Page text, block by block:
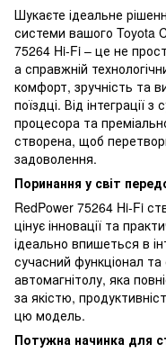
Шукаєте ідеальне
системи вашого Toyota
75264 Hi-Fi – це не
а справжній
комфорт, зручність та
поїздці. Від
процесора та
створена, щоб
задоволення.
Поринання у світ
RedPower 75264 Hi-Fi
цінує інновації та
ідеально впишеться в
сучасний функціонал
автомагнітолу, яка
за якістю,
цю модель.
Потужна начинка для